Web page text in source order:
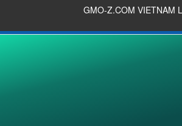
GMO-Z.COM VIETNAM